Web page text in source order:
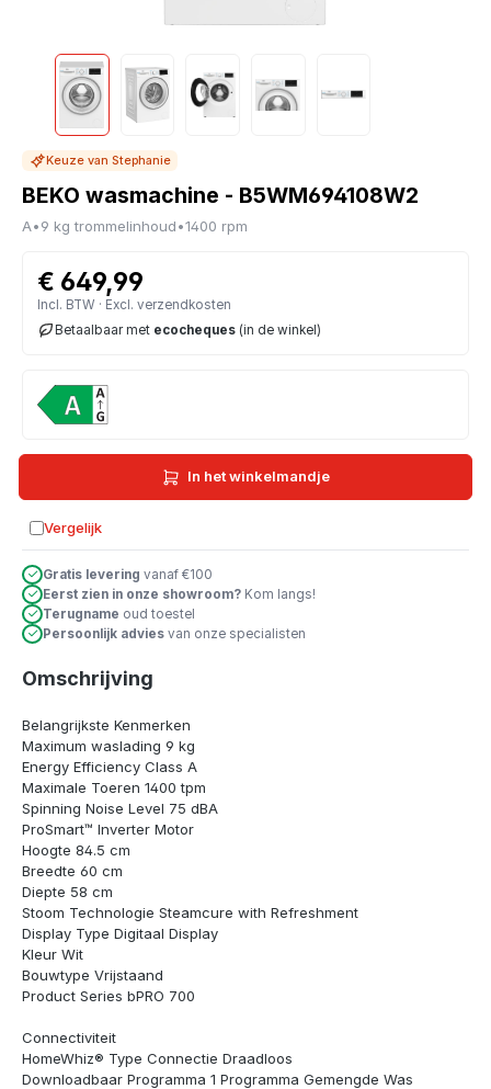
Keuze van Stephanie
BEKO wasmachine - B5WM694108W2
A•9 kg trommelinhoud•1400 rpm
€ 649,99
Incl. BTW · Excl. verzendkosten
Betaalbaar met ecocheques (in de winkel)
In het winkelmandje
Vergelijk
Toevoegen aan vergelijking
Gratis levering vanaf €100
Eerst zien in onze showroom? Kom langs!
Terugname oud toestel
Persoonlijk advies van onze specialisten
Omschrijving
Belangrijkste Kenmerken
Maximum waslading 9 kg
Energy Efficiency Class A
Maximale Toeren 1400 tpm
Spinning Noise Level 75 dBA
ProSmart™ Inverter Motor
Hoogte 84.5 cm
Breedte 60 cm
Diepte 58 cm
Stoom Technologie Steamcure with Refreshment
Display Type Digitaal Display
Kleur Wit
Bouwtype Vrijstaand
Product Series bPRO 700
Connectiviteit
HomeWhiz® Type Connectie Draadloos
Downloadbaar Programma 1 Programma Gemengde Was